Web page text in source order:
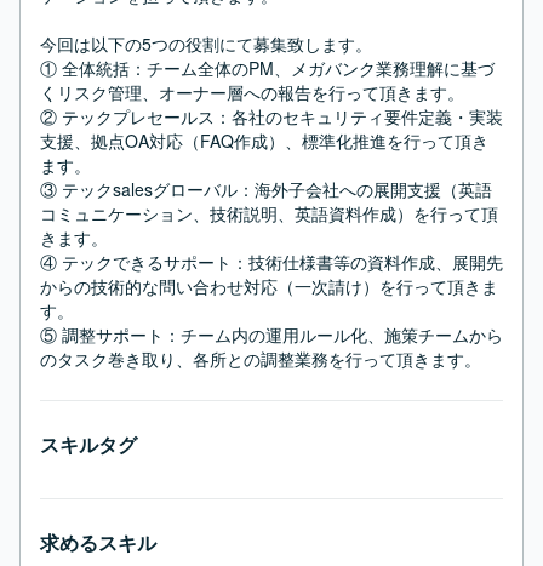
今回は以下の5つの役割にて募集致します。
① 全体統括：チーム全体のPM、メガバンク業務理解に基づ
くリスク管理、オーナー層への報告を行って頂きます。
② テックプレセールス：各社のセキュリティ要件定義・実装
支援、拠点OA対応（FAQ作成）、標準化推進を行って頂き
ます。
③ テックsalesグローバル：海外子会社への展開支援（英語
コミュニケーション、技術説明、英語資料作成）を行って頂
きます。
④ テックできるサポート：技術仕様書等の資料作成、展開先
からの技術的な問い合わせ対応（一次請け）を行って頂きま
す。
⑤ 調整サポート：チーム内の運用ルール化、施策チームから
のタスク巻き取り、各所との調整業務を行って頂きます。
スキルタグ
求めるスキル